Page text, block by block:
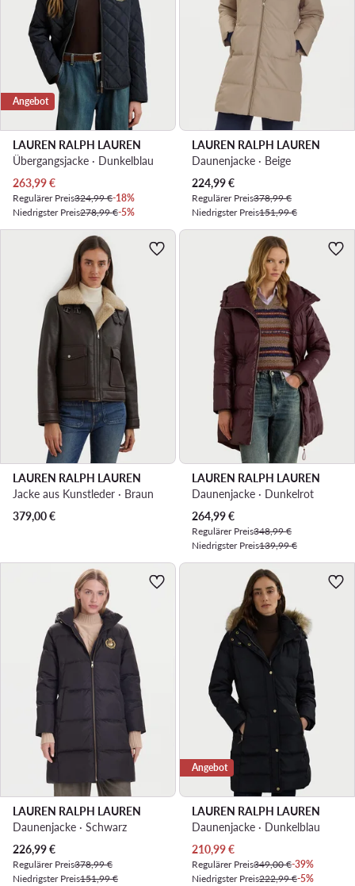
Angebot
LAUREN RALPH LAUREN
Übergangsjacke · Dunkelblau
Aktueller Preis
263,99€
Regulärer Preis324,99 €-18%
Niedrigster Preis278,99 €-5%
LAUREN RALPH LAUREN
Daunenjacke · Beige
Aktueller Preis
224,99€
Regulärer Preis378,99 €
Niedrigster Preis151,99 €
LAUREN RALPH LAUREN
Jacke aus Kunstleder · Braun
379,00€
LAUREN RALPH LAUREN
Daunenjacke · Dunkelrot
Aktueller Preis
264,99€
Regulärer Preis348,99 €
Niedrigster Preis139,99 €
LAUREN RALPH LAUREN
Daunenjacke · Schwarz
Aktueller Preis
226,99€
Regulärer Preis378,99 €
Niedrigster Preis151,99 €
Angebot
LAUREN RALPH LAUREN
Daunenjacke · Dunkelblau
Aktueller Preis
210,99€
Regulärer Preis349,00 €-39%
Niedrigster Preis222,99 €-5%